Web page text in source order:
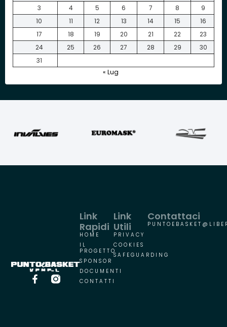
3
4 5 6 7 8
9
10
11 12 13 14 15
16
17
18 19 20 21 22
23
24
25 26 27 28 29
30
31
« Lug
Link
Utili
PRIVACY
COOKIES
SAFEGUARDING
Link
Rapidi
HOME
IL
PROGETTO
SPONSOR
DOCUMENTI
CONTATTI
Contattaci